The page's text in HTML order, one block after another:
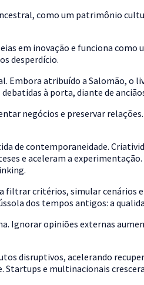
como um patrimônio
em inovação e funciona como
desperdício.
Embora atribuído a Salomão, o
à porta, diante de
negócios e preservar
de contemporaneidade.
e aceleram a experimentação.
critérios, simular cenários
dos tempos antigos: a
Ignorar opiniões externas
disruptivos, acelerando
Startups e multinacionais